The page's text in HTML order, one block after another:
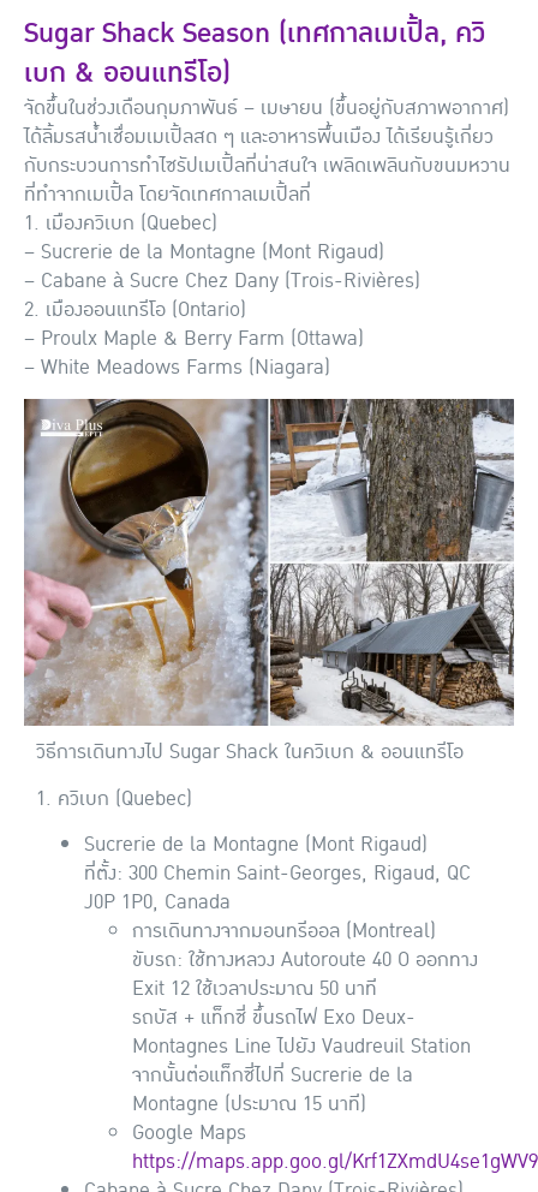
Sugar Shack Season (เทศกาลเมเปิ้ล, ควิ
เบก & ออนแทรีโอ)
จัดขึ้นในช่วงเดือนกุมภาพันธ์ – เมษายน (ขึ้นอยู่กับสภาพอากาศ)
ได้ลิ้มรสน้ำเชื่อมเมเปิ้ลสด ๆ และอาหารพื้นเมือง ได้เรียนรู้เกี่ยว
กับกระบวนการทำไซรัปเมเปิ้ลที่น่าสนใจ เพลิดเพลินกับขนมหวาน
ที่ทำจากเมเปิ้ล โดยจัดเทศกาลเมเปิ้ลที่
1. เมืองควิเบก (Quebec)
– Sucrerie de la Montagne (Mont Rigaud)
– Cabane à Sucre Chez Dany (Trois-Rivières)
2. เมืองออนแทรีโอ (Ontario)
– Proulx Maple & Berry Farm (Ottawa)
– White Meadows Farms (Niagara)
วิธีการเดินทางไป Sugar Shack ในควิเบก & ออนแทรีโอ
1. ควิเบก (Quebec)
Sucrerie de la Montagne (Mont Rigaud)
ที่ตั้ง: 300 Chemin Saint-Georges, Rigaud, QC
J0P 1P0, Canada
การเดินทางจากมอนทรีออล (Montreal)
ขับรถ: ใช้ทางหลวง Autoroute 40 O ออกทาง
Exit 12 ใช้เวลาประมาณ 50 นาที
รถบัส + แท็กซี่ ขึ้นรถไฟ Exo Deux-
Montagnes Line ไปยัง Vaudreuil Station
จากนั้นต่อแท็กซี่ไปที่ Sucrerie de la
Montagne (ประมาณ 15 นาที)
Google Maps
https://maps.app.goo.gl/Krf1ZXmdU4se1gWV9